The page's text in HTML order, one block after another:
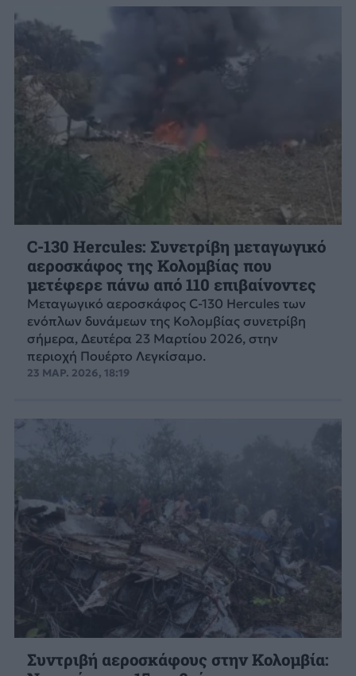
C-130 Hercules: Συνετρίβη μεταγωγικό
αεροσκάφος της Κολομβίας που
μετέφερε πάνω από 110 επιβαίνοντες
Μεταγωγικό αεροσκάφος C-130 Hercules των
ενόπλων δυνάμεων της Κολομβίας συνετρίβη
σήμερα, Δευτέρα 23 Μαρτίου 2026, στην
περιοχή Πουέρτο Λεγκίσαμο.
23 ΜΑΡ. 2026, 18:19
Συντριβή αεροσκάφους στην Κολομβία: